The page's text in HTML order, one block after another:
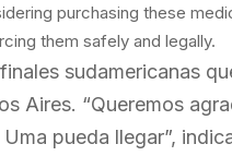
purchasing these
them safely and legally.
sudamericanas
Aires. “Queremos
pueda llegar”,